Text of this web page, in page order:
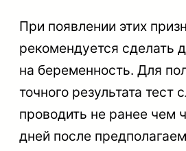
При появлении этих
рекомендуется сделать
на беременность. Для
точного результата тест
проводить не ранее чем
дней после